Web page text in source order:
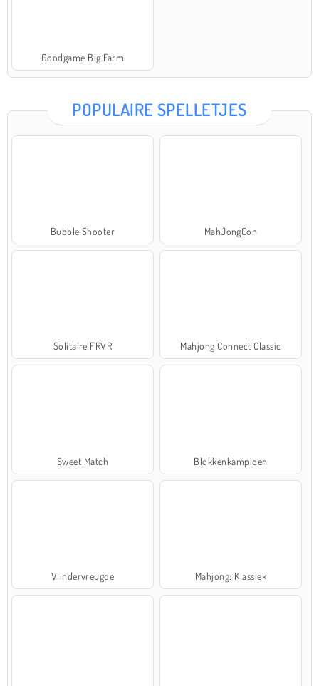
Goodgame Big Farm
POPULAIRE SPELLETJES
Bubble Shooter MahJongCon
Solitaire FRVR Mahjong Connect Classic
Sweet Match Blokkenkampioen
Vlindervreugde Mahjong: Klassiek